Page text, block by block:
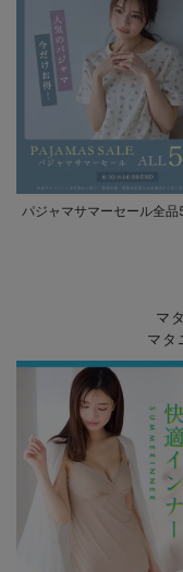
パジャマサマーセール全品
マ
マタ